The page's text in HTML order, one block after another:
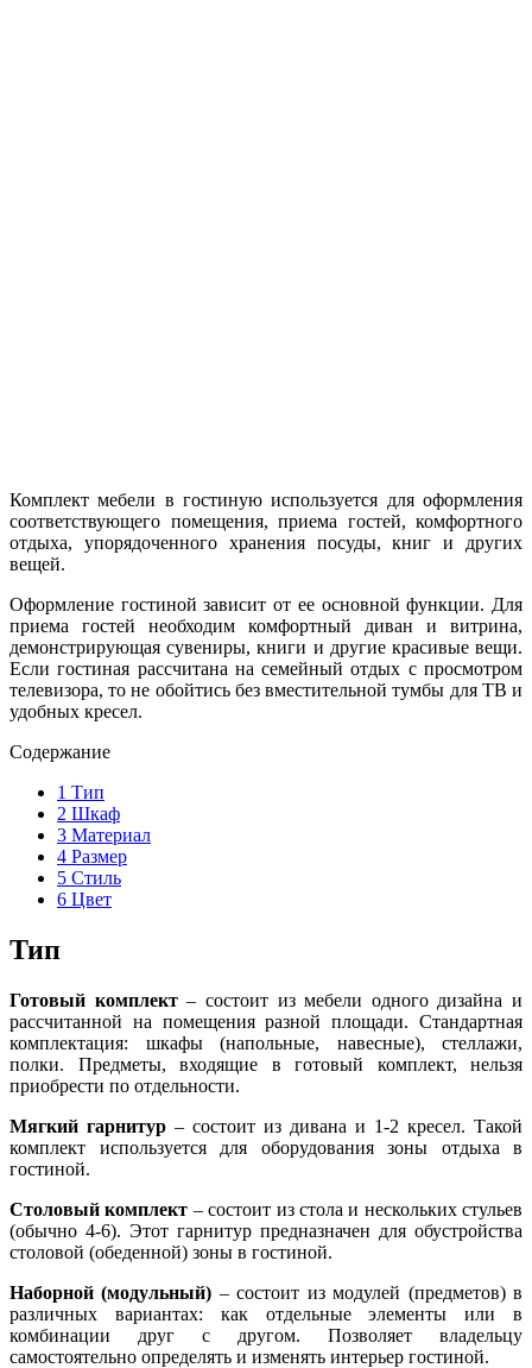
Комплект мебели в гостиную используется для оформления
соответствующего помещения, приема гостей, комфортного
отдыха, упорядоченного хранения посуды, книг и других
вещей.
Оформление гостиной зависит от ее основной функции. Для
приема гостей необходим комфортный диван и витрина,
демонстрирующая сувениры, книги и другие красивые вещи.
Если гостиная рассчитана на семейный отдых с просмотром
телевизора, то не обойтись без вместительной тумбы для ТВ и
удобных кресел.
Содержание
1 Тип
2 Шкаф
3 Материал
4 Размер
5 Стиль
6 Цвет
Тип
Готовый комплект– состоит из мебели одного дизайна и
рассчитанной на помещения разной площади. Стандартная
комплектация: шкафы (напольные, навесные), стеллажи,
полки. Предметы, входящие в готовый комплект, нельзя
приобрести по отдельности.
Мягкий гарнитур – состоит из дивана и 1-2 кресел. Такой
комплект используется для оборудования зоны отдыха в
гостиной.
Столовый комплект – состоит из стола и нескольких стульев
(обычно 4-6). Этот гарнитур предназначен для обустройства
столовой (обеденной) зоны в гостиной.
Наборной (модульный) – состоит из модулей (предметов) в
различных вариантах: как отдельные элементы или в
комбинации друг с другом. Позволяет владельцу
самостоятельно определять и изменять интерьер гостиной.